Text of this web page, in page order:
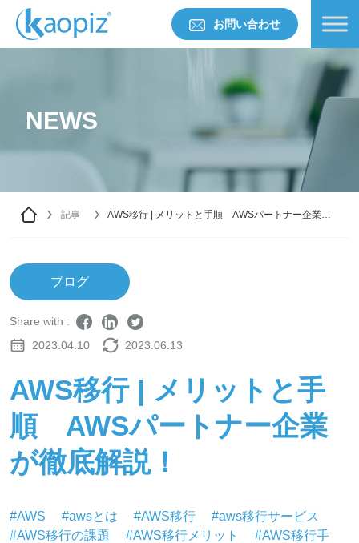
お問い合わせ
NEWS
記事
AWS移行 | メリットと手順 AWSパートナー企業が
ブログ
Share with :
2023.04.10
2023.06.13
AWS移行 | メリットと手
順 AWSパートナー企業
が徹底解説！
#AWS #awsとは #AWS移行
#aws移行サービス
#AWS移行の課題
#AWS移行メリット
#AWS移行手